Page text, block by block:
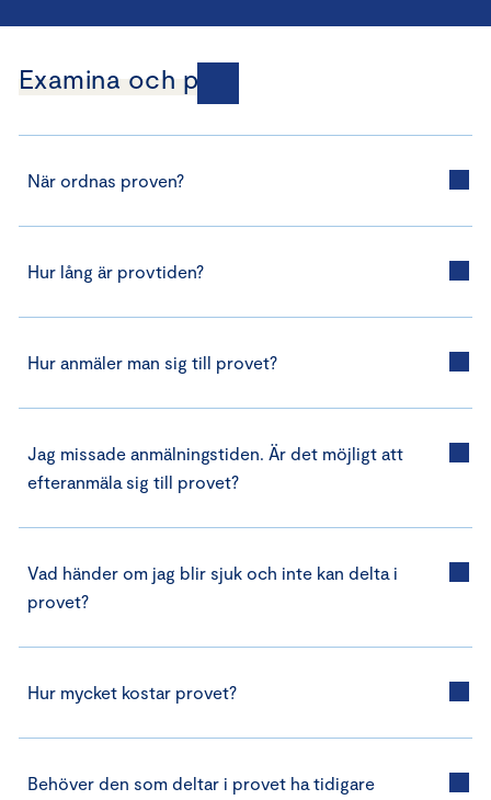
Examina och prov
När ordnas proven?
Hur lång är provtiden?
Hur anmäler man sig till provet?
Jag missade anmälningstiden. Är det möjligt att
efteranmäla sig till provet?
Vad händer om jag blir sjuk och inte kan delta i
provet?
Hur mycket kostar provet?
Behöver den som deltar i provet ha tidigare